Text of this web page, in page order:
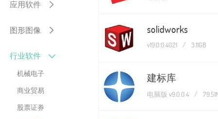
应用软件
图形图像
行业软件
机械电子
商业贸易
股票证券
solidworks
v19.0.0.4021 / 3.11GB
建标库
电脑版 v9.0.0.4 /